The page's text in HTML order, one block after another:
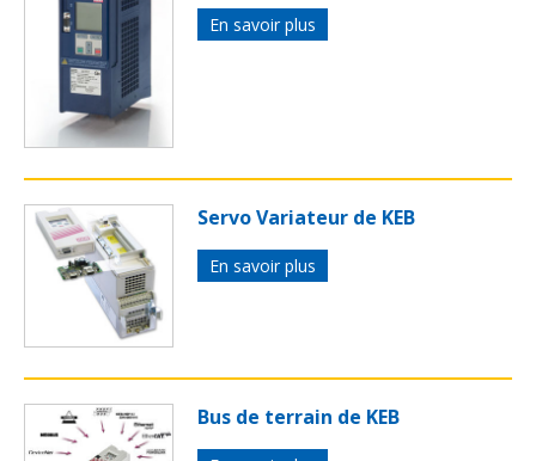
En savoir plus
Servo Variateur de KEB
En savoir plus
Bus de terrain de KEB